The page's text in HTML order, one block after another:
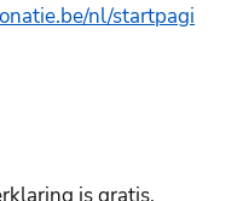
nl/startpagi